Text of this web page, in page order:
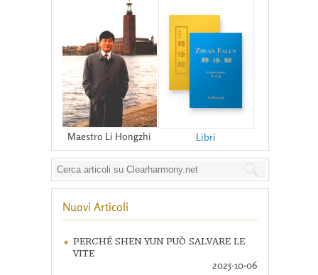
Maestro Li Hongzhi Libri
Nuovi Articoli
PERCHÉ SHEN YUN PUÒ SALVARE LE
VITE
2025-10-06